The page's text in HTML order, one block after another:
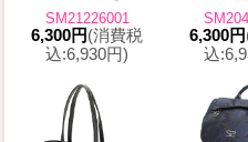
SM21226001
6,300円(消費税
込:6,930円)
6,300円
込